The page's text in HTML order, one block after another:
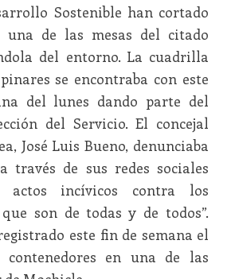
Sostenible han cortado
de las mesas del citado
del entorno. La cuadrilla
se encontraba con este
del lunes dando parte del
del Servicio. El concejal
José Luis Bueno, denunciaba
través de sus redes sociales
actos incívicos contra los
son de todas y de todos”.
este fin de semana el
en una de las